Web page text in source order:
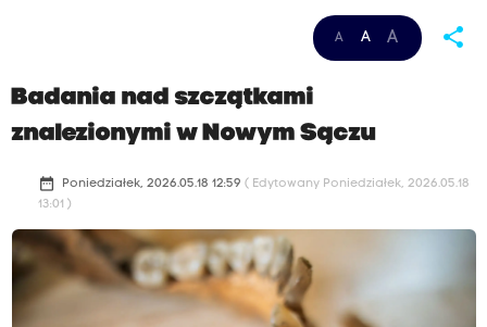
A A A share
Badania nad szczątkami
znalezionymi w Nowym Sączu
date_range Poniedziałek, 2026.05.18 12:59 ( Edytowany Poniedziałek, 2026.05.18
13:01 )